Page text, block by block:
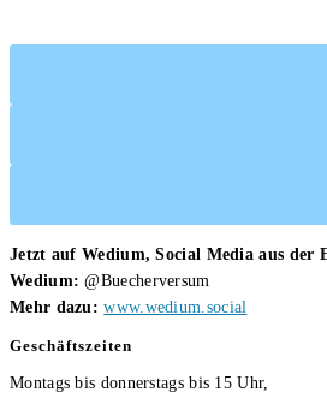
Jetzt auf Wedium, Social Media aus der
Wedium: @Buecherversum
Mehr dazu: www.wedium.social
Geschäftszeiten
Montags bis donnerstags bis 15 Uhr,